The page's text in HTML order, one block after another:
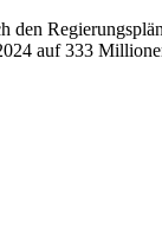
auf 333